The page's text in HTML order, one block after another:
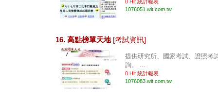
0 Hit 統計報表
1076051.wit.com.tw
16. 高點榜單天地 [考試資訊]
提供研究所、國家考試、證照考
詢。 ...
0 Hit 統計報表
1076083.wit.com.tw